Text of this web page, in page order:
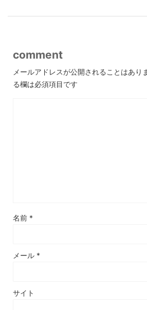
comment
メールアドレスが公開されることはあり
る欄は必須項目です
名前 *
メール *
サイト